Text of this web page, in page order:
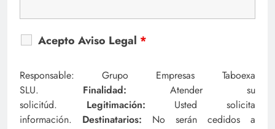
Acepto Aviso Legal *
Responsable: Grupo Empresas Taboexa
SLU. Finalidad:Atender su
solicitúd. Legitimación: Usted solicita
información. Destinatarios: No serán cedidos a